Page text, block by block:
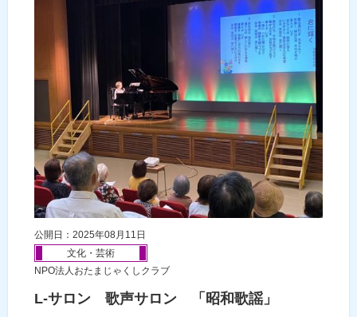
公開日：2025年08月11日
文化・芸術
NPO法人おたまじゃくしクラブ
L-サロン 歌声サロン 「昭和歌謡」